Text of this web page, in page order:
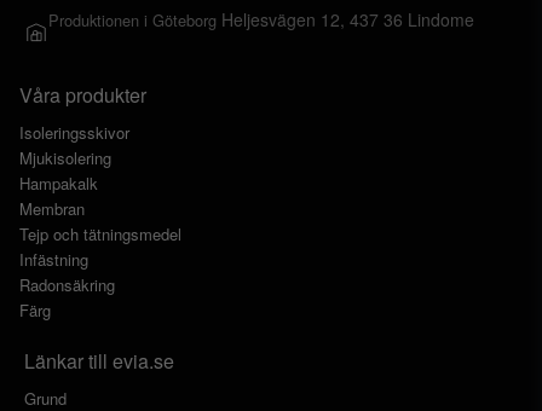
Produktionen i Göteborg Heljesvägen 12, 437 36 Lindome
Våra produkter
Isoleringsskivor
Mjukisolering
Hampakalk
Membran
Tejp och tätningsmedel
Infästning
Radonsäkring
Färg
Länkar till evia.se
Grund